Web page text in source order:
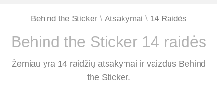
Behind the Sticker Atsakymai 14 Raidės
Behind the Sticker 14 raidės
Žemiau yra 14 raidžių atsakymai ir vaizdus Behind
the Sticker.